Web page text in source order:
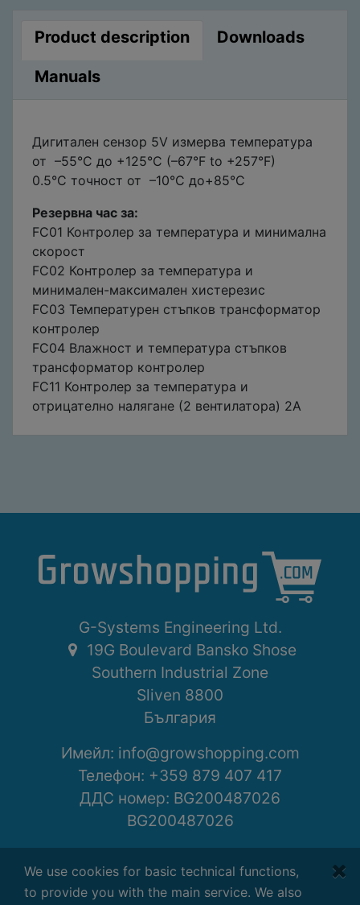
Product description Downloads
Manuals
Дигитален сензор 5V измерва температура
от –55°C до +125°C (–67°F to +257°F)
0.5°C точност от –10°C до+85°C
Резервна час за:
FC01 Контролер за температура и минимална
скорост
FC02 Контролер за температура и
минимален-максимален хистерезис
FC03 Температурен стъпков трансформатор
контролер
FC04 Влажност и температура стъпков
трансформатор контролер
FC11 Контролер за температура и
отрицателно налягане (2 вентилатора) 2A
G-Systems Engineering Ltd.
19G Boulevard Bansko Shose
Southern Industrial Zone
Sliven 8800
България
Имейл: info@growshopping.com
Телефон: +359 879 407 417
ДДС номер: BG200487026
BG200487026
Понеделник - Петък
7:30 - 16:30 GMT+2
We use cookies for basic technical functions,
to provide you with the main service. We also